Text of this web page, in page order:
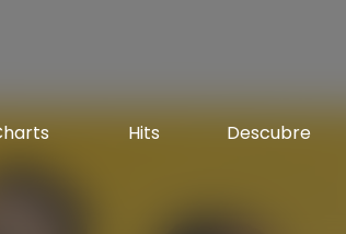
Hits Descubre